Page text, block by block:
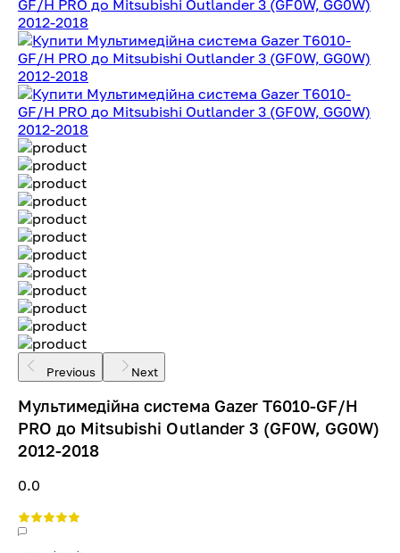
Previous Next
Мультимедійна система Gazer T6010-GF/H
PRO до Mitsubishi Outlander 3 (GF0W, GG0W)
2012-2018
0.0